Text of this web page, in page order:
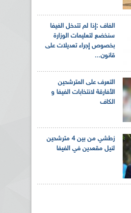
الفاف :إذا لم تتدخل الفيفا
سنخضع لتعليمات الوزارة
بخصوص إجراء تعديلات على
قانون...
التعرف على المترشحين
الأفارقة لانتخابات الفيفا و
الكاف
زطشي من بين 4 مترشحين
لنيل مقعدين في الفيفا